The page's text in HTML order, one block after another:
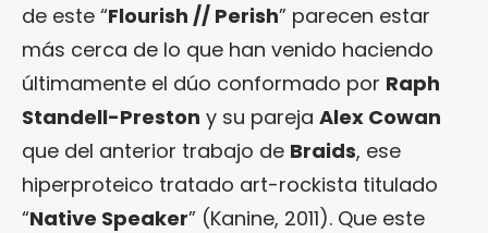
de este “Flourish // Perish” parecen estar
más cerca de lo que han venido haciendo
últimamente el dúo conformado por Raph
Standell-Preston y su pareja Alex Cowan
que del anterior trabajo de Braids, ese
hiperproteico tratado art-rockista titulado
“Native Speaker” (Kanine, 2011). Que este